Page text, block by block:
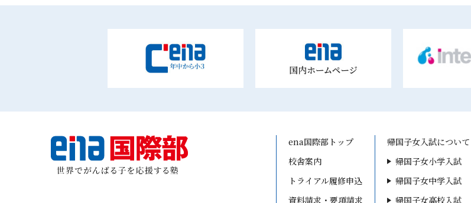
ena国際部トップ
校舎案内
トライアル履修申込
資料請求・要項請求
帰国子女入試について
帰国子女小学入試
帰国子女中学入試
帰国子女高校入試